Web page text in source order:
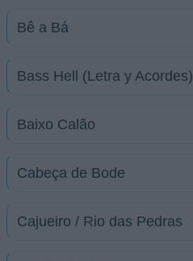
Bê a Bá
Bass Hell (Letra y Acordes)
Baixo Calão
Cabeça de Bode
Cajueiro / Rio das Pedras